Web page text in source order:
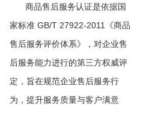
商品售后服务认证是依据国
家标准 GB/T 27922-2011《商品
售后服务评价体系》，对企业售
后服务能力进行的第三方权威评
定，旨在规范企业售后服务行
为，提升服务质量与客户满意